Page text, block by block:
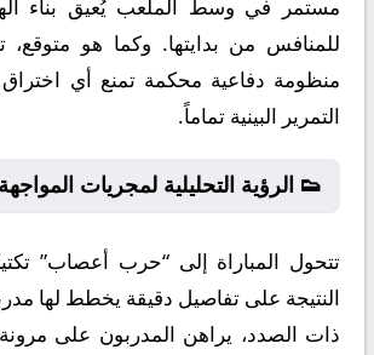
مستمر في وسط الملعب يُعيق بناء
للمنافس من بدايتها. وكما هو
منظومة دفاعية محكمة تمنع أي اختراق
التمرير البينية تماماً.
👟 الرؤية التحليلية لمجريات المواجهة
تتحول المباراة إلى “حرب أعصاب”
النتيجة على تفاصيل دقيقة يخطط لها
ذات الصدد، يراهن المدربون على مرونة